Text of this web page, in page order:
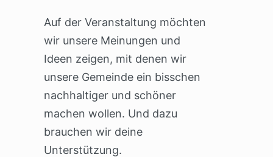
Auf der Veranstaltung möchten
wir unsere Meinungen und
Ideen zeigen, mit denen wir
unsere Gemeinde ein bisschen
nachhaltiger und schöner
machen wollen. Und dazu
brauchen wir deine
Unterstützung.